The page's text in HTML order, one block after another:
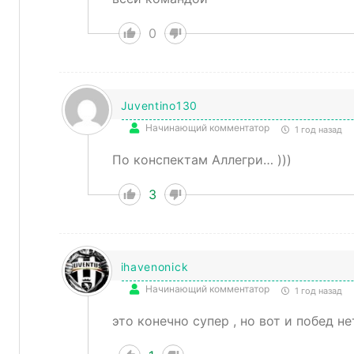
0
Juventino130
Начинающий комментатор 1 год назад
По конспектам Аллегри… )))
3
ihavenonick
Начинающий комментатор 1 год назад
это конечно супер , но вот и побед